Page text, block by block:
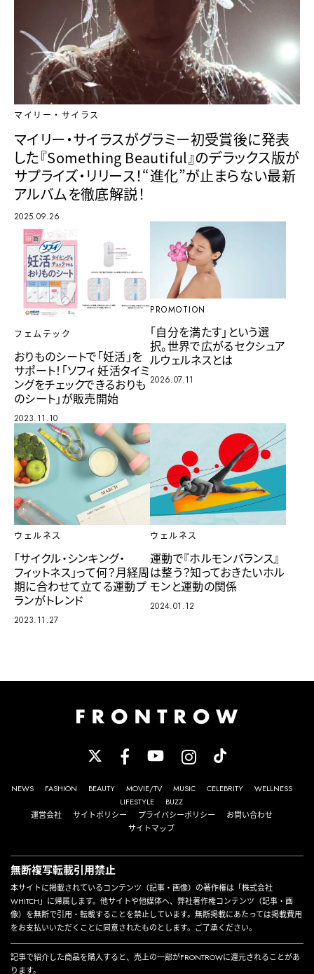
マイリー・サイラス
マイリー・サイラスがグラミー初受賞後に発表
した『Something Beautiful』のデラックス版が
サプライズ・リリース！“進化”が止まらない最新
アルバムを徹底解説！
2025.09.26
フェムテック
おりものシートで「妊活」を
サポート！「ソフィ 妊活タイミ
ングをチェックできるおりも
のシート」が販売開始
2023.11.10
PROMOTION
「自分を満たす」という選
択。世界で広がるセクシュア
ルウェルネスとは
2026.07.11
ウェルネス
「サイクル・シンキング・
フィットネス」って何？月経周
期に合わせて立てる運動プ
ランがトレンド
2023.11.27
ウェルネス
運動で『ホルモンバランス』
は整う？知っておきたいホル
モンと運動の関係
2024.01.12
NEWS FASHION BEAUTY MOVIE/TV MUSIC CELEBRITY
WELLNESS
LIFESTYLE
BUZZ
運営会社
サイトポリシー プライバシーポリシー
お問い合わせ
サイトマップ
無断複写転載引用禁止
本サイトに掲載されているコンテンツ（記事・画像）の著作権は「株式会社
WHITCH」に帰属します。他サイトや他媒体へ、弊社著作権コンテンツ（記事・画
像）を無断で引用・転載することを禁止しています。無断掲載にあたっては掲載費用
をお支払いいただくことに同意されたものとします。ご了承ください。
記事で紹介した商品を購入すると、売上の一部がFRONTROWに還元されることがあ
ります。